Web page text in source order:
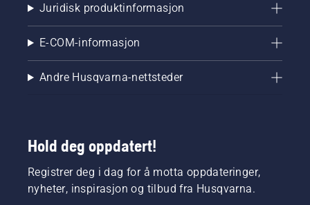
Juridisk produktinformasjon
E-COM-informasjon
Andre Husqvarna-nettsteder
Hold deg oppdatert!
Registrer deg i dag for å motta oppdateringer,
nyheter, inspirasjon og tilbud fra Husqvarna.